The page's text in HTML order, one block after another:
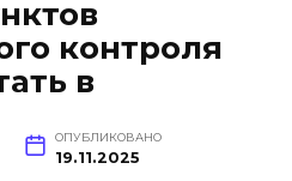
контроля
в
ОПУБЛИКОВАНО
19.11.2025